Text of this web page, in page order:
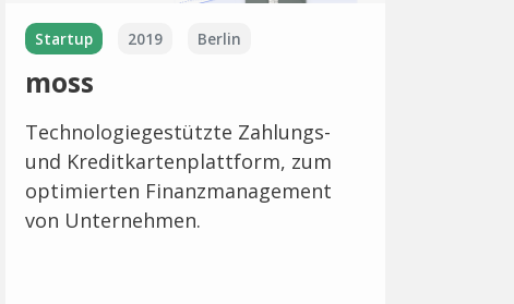
Startup 2019 Berlin
moss
Technologiegestützte Zahlungs-
und Kreditkartenplattform, zum
optimierten Finanzmanagement
von Unternehmen.